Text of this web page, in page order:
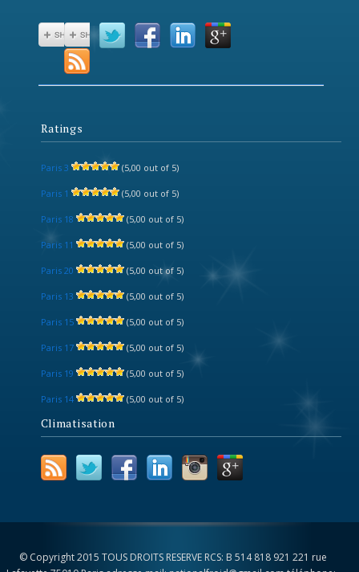
Ratings
Paris 3 (5,00 out of 5)
Paris 1 (5,00 out of 5)
Paris 18 (5,00 out of 5)
Paris 11 (5,00 out of 5)
Paris 20 (5,00 out of 5)
Paris 13 (5,00 out of 5)
Paris 15 (5,00 out of 5)
Paris 17 (5,00 out of 5)
Paris 19 (5,00 out of 5)
Paris 14 (5,00 out of 5)
Climatisation
© Copyright 2015 TOUS DROITS RESERVE RCS: B 514 818 921 221 rue